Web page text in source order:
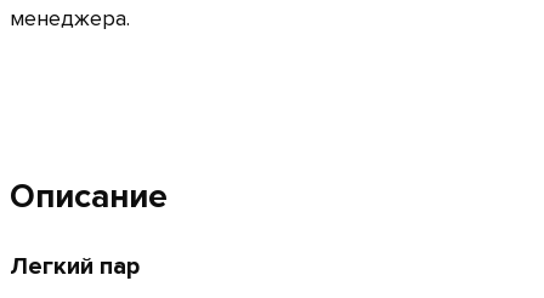
менеджера.
Описание
Легкий пар